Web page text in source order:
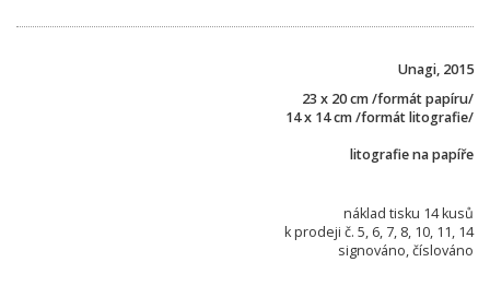
Unagi, 2015
23 x 20 cm /formát papíru/
14 x 14 cm /formát litografie/
litografie na papíře
náklad tisku 14 kusů
k prodeji č. 5, 6, 7, 8, 10, 11, 14
signováno, číslováno